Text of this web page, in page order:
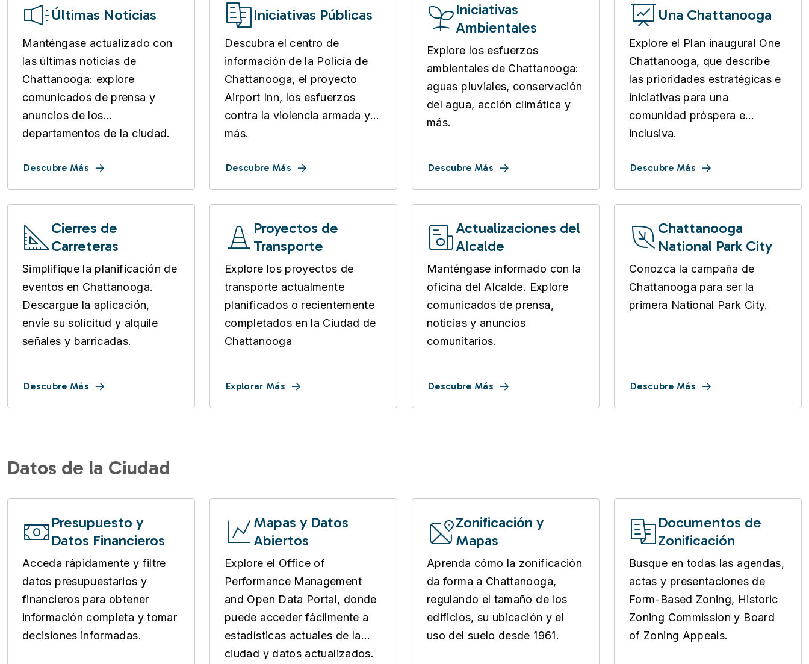
Últimas Noticias
Manténgase actualizado con
las últimas noticias de
Chattanooga: explore
comunicados de prensa y
anuncios de los
departamentos de la ciudad.
Descubre Más
Iniciativas Públicas
Descubra el centro de
información de la Policía de
Chattanooga, el proyecto
Airport Inn, los esfuerzos
contra la violencia armada y
más.
Descubre Más
Iniciativas
Ambientales
Explore los esfuerzos
ambientales de Chattanooga:
aguas pluviales, conservación
del agua, acción climática y
más.
Descubre Más
Una Chattanooga
Explore el Plan inaugural One
Chattanooga, que describe
las prioridades estratégicas e
iniciativas para una
comunidad próspera e
inclusiva.
Descubre Más
Cierres de
Carreteras
Simplifique la planificación de
eventos en Chattanooga.
Descargue la aplicación,
envíe su solicitud y alquile
señales y barricadas.
Descubre Más
Proyectos de
Transporte
Explore los proyectos de
transporte actualmente
planificados o recientemente
completados en la Ciudad de
Chattanooga
Explorar Más
Actualizaciones del
Alcalde
Manténgase informado con la
oficina del Alcalde. Explore
comunicados de prensa,
noticias y anuncios
comunitarios.
Descubre Más
Chattanooga
National Park City
Conozca la campaña de
Chattanooga para ser la
primera National Park City.
Descubre Más
Datos de la Ciudad
Presupuesto y
Datos Financieros
Acceda rápidamente y filtre
datos presupuestarios y
financieros para obtener
información completa y tomar
decisiones informadas.
Mapas y Datos
Abiertos
Explore el Office of
Performance Management
and Open Data Portal, donde
puede acceder fácilmente a
estadísticas actuales de la
ciudad y datos actualizados.
Zonificación y
Mapas
Aprenda cómo la zonificación
da forma a Chattanooga,
regulando el tamaño de los
edificios, su ubicación y el
uso del suelo desde 1961.
Documentos de
Zonificación
Busque en todas las agendas,
actas y presentaciones de
Form-Based Zoning, Historic
Zoning Commission y Board
of Zoning Appeals.